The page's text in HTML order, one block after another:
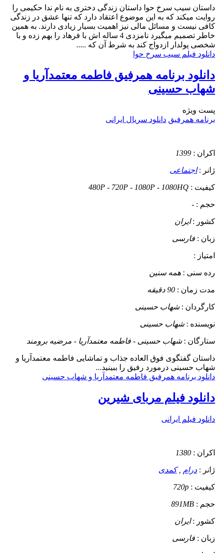
داستان سیب سرخ حوا داستان زندگی دختری به نام ندا حکیمی را
روایت میکند که به این موضوع اعتقاد دارد که تنها عشق در زندگی
کافی نیست و مسائل مالی نیز اهمیت بسیار زیادی دارند. به همین
خاطر تصمیم میگیرد نامزدی 4 ساله اش با فرهاد را بهم زده و با
شخصی پولدار ازدواج کند به شرط آن که .....
دانلود فیلم سیب سرخ حوا
دانلود برنامه همرفیق فاطمه معتمدآریا و
شهاب حسینی
پست ويژه
برنامه همرفیق دانلود سریال ایرانی
اکران : 1399
ژانر :اجتماعی
کیفیت : 480P - 720P - 1080P - 1080HQ
حجم : -
کشور :ایران
زبان : فارسی
امتیاز :
رده سنی : همه سنین
مدت زمان : 90 دقیقه
کارگردان :شهاب حسینی
نویسنده :شهاب حسینی
ستارگان :شهاب حسینی - فاطمه معتمدآریا - مرضیه برومند
داستان گفتگوی فوق العاده جذاب و تماشایی فاطمه معتمدآریا و
شهاب حسینی درمورد رفیق را ببینید...
دانلود برنامه همرفیق فاطمه معتمدآریا و شهاب حسینی
دانلود فیلم مربای شیرین
دانلود فیلم ایرانی
اکران : 1380
ژانر : درام ,کمدی
کیفیت : 720p
حجم : 891MB
کشور :ایران
زبان : فارسی